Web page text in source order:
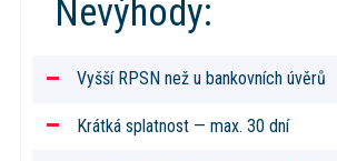
Nevýhody:
Vyšší RPSN než u bankovních úvěrů
Krátká splatnost — max. 30 dní